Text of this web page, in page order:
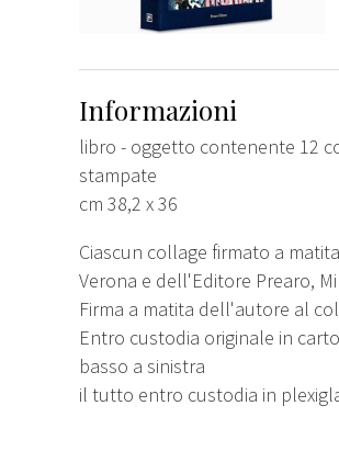
Informazioni
libro - oggetto contenente 12
stampate
cm 38,2 x 36
Ciascun collage firmato a
Verona e dell'Editore Prearo,
Firma a matita dell'autore al
Entro custodia originale in
basso a sinistra
il tutto entro custodia in